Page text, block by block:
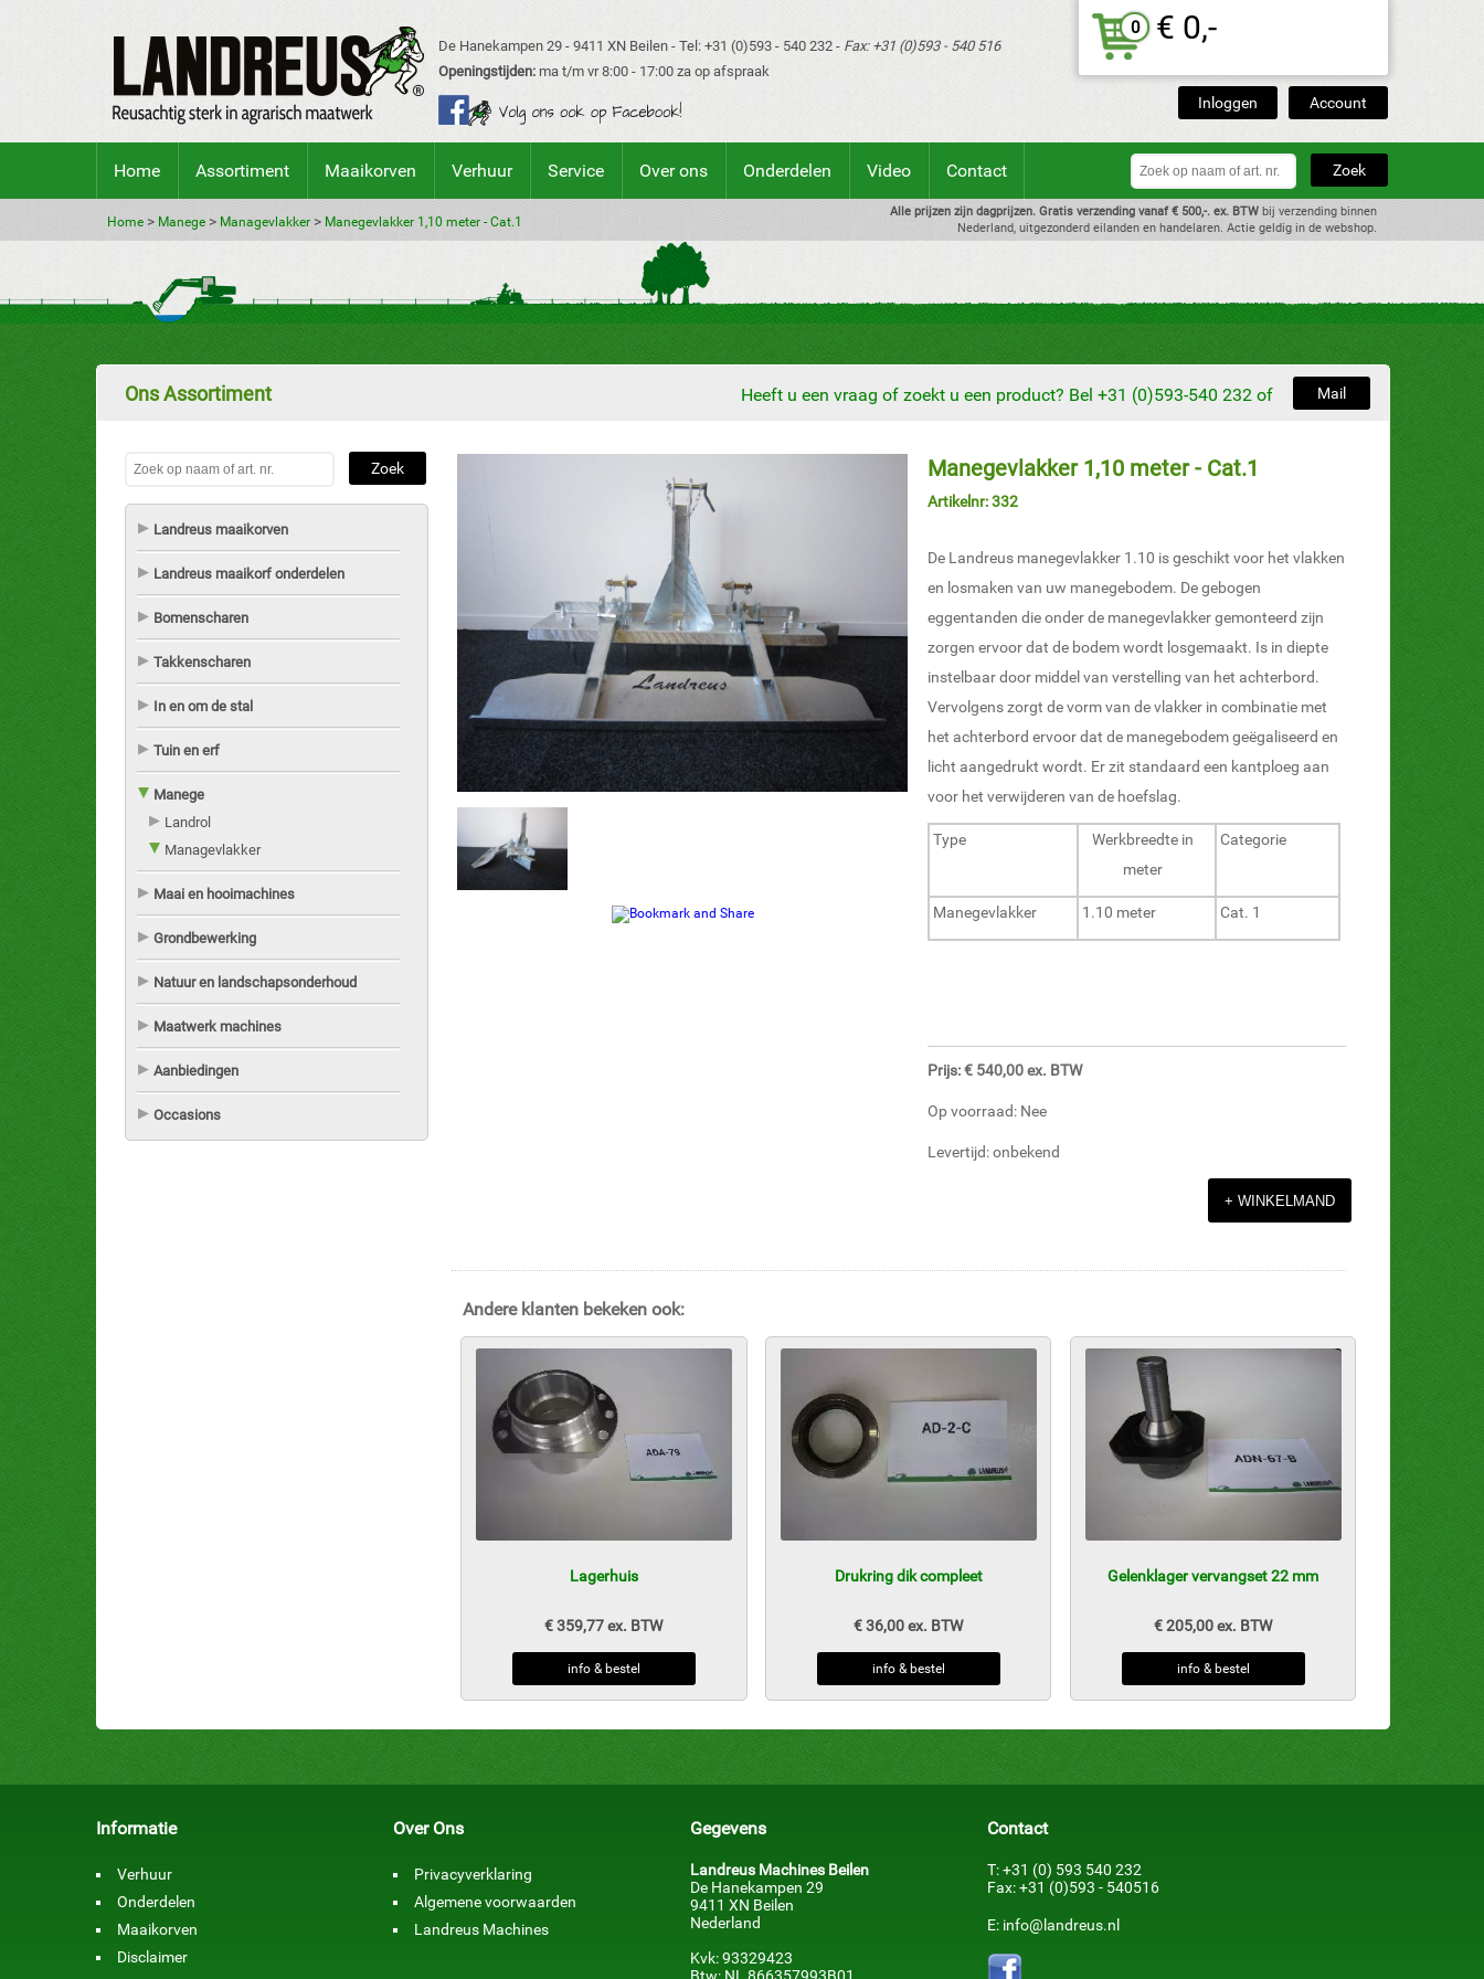
De Hanekampen 29 - 9411 XN Beilen - Tel: +31 (0)593 - 540 232 - Fax: +31 (0)593 - 540 516
Openingstijden: ma t/m vr 8:00 - 17:00 za op afspraak
0 € 0,-
Account
Inloggen
Home Assortiment Maaikorven Verhuur Service Over ons Onderdelen Video Contact
Home > Manege > Managevlakker > Manegevlakker 1,10 meter - Cat.1
Alle prijzen zijn dagprijzen. Gratis verzending vanaf € 500,-. ex. BTW bij verzending binnen
Nederland, uitgezonderd eilanden en handelaren. Actie geldig in de webshop.
Ons Assortiment Mail
Heeft u een vraag of zoekt u een product? Bel +31 (0)593-540 232 of
Landreus maaikorven
Landreus maaikorf onderdelen
Bomenscharen
Takkenscharen
In en om de stal
Tuin en erf
Manege
Landrol
Managevlakker
Maai en hooimachines
Grondbewerking
Natuur en landschapsonderhoud
Maatwerk machines
Aanbiedingen
Occasions
Manegevlakker 1,10 meter - Cat.1
Artikelnr: 332
De Landreus manegevlakker 1.10 is geschikt voor het vlakken
en losmaken van uw manegebodem. De gebogen
eggentanden die onder de manegevlakker gemonteerd zijn
zorgen ervoor dat de bodem wordt losgemaakt. Is in diepte
instelbaar door middel van verstelling van het achterbord.
Vervolgens zorgt de vorm van de vlakker in combinatie met
het achterbord ervoor dat de manegebodem geëgaliseerd en
licht aangedrukt wordt. Er zit standaard een kantploeg aan
voor het verwijderen van de hoefslag.
Type
Werkbreedte in
meter
Categorie
Manegevlakker 1.10 meter Cat. 1
Prijs: € 540,00 ex. BTW
Op voorraad: Nee
Levertijd: onbekend
Andere klanten bekeken ook:
Lagerhuis
€ 359,77 ex. BTW
info & bestel
Drukring dik compleet
€ 36,00 ex. BTW
info & bestel
Gelenklager vervangset 22 mm
€ 205,00 ex. BTW
info & bestel
Informatie
Verhuur
Onderdelen
Maaikorven
Disclaimer
Over Ons
Privacyverklaring
Algemene voorwaarden
Landreus Machines
Gegevens
Landreus Machines Beilen
De Hanekampen 29
9411 XN Beilen
Nederland
Kvk: 93329423
Contact
T: +31 (0) 593 540 232
Fax: +31 (0)593 - 540516
E: info@landreus.nl